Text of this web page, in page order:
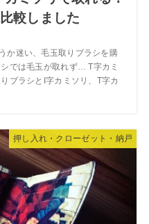
較しました
か迷い、毛玉取りブラシを購
では毛玉が取れず… T字カミ
ブラシとI字カミソリ、T字カ
押し入れ・クローゼット・納戸